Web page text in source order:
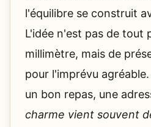
l'équilibre se construit
L'idée n'est pas de tout
millimètre, mais de
pour l'imprévu
un bon repas, une
charme vient souvent